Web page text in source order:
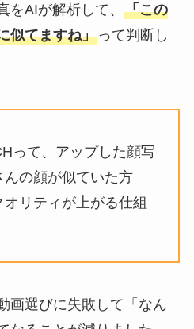
をAIが解析して、
「この
似てますね」って判断し
って、アップした顔写
の顔が似ていた方
リティが上がる仕組
画選びに失敗して「なん